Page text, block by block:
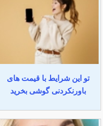
تو این شرایط با قیمت های
باورنکردنی گوشی بخرید